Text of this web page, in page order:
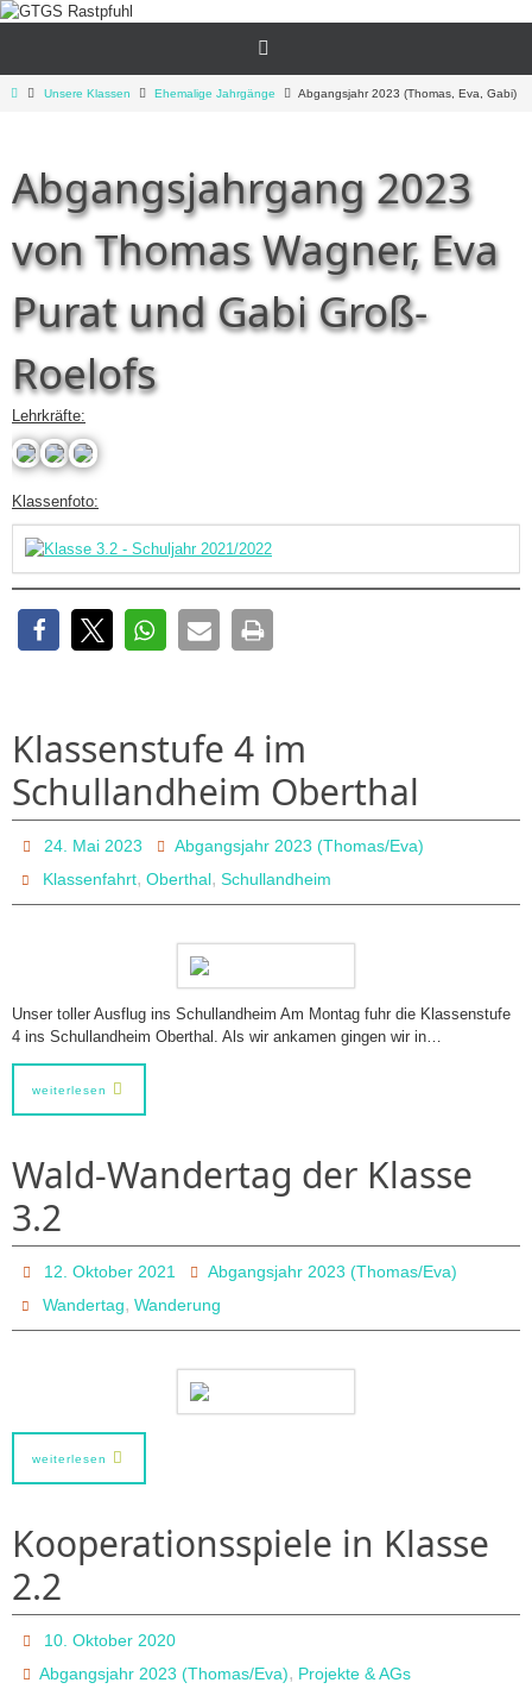
Zum
StartUnsere Klassen Ehemalige Jahrgänge Abgangsjahr 2023 (Thomas, Eva, Gabi)
Abgangsjahrgang 2023
von Thomas Wagner, Eva
Purat und Gabi Groß-
Roelofs
Lehrkräfte:
Groß-
Roelofs
Förder-
Purat
Lehrerin
Wagner
Lehrer
Klassenfoto:
Klassenstufe 4 im
Schullandheim Oberthal
24. Mai 2023
Abgangsjahr 2023 (Thomas/Eva)
Klassenfahrt,Oberthal,Schullandheim
Unser toller Ausflug ins Schullandheim Am Montag fuhr die Klassenstufe
4 ins Schullandheim Oberthal. Als wir ankamen gingen wir in…
weiterlesen
Wald-Wandertag der Klasse
3.2
12. Oktober 2021
Abgangsjahr 2023 (Thomas/Eva)
Wandertag,Wanderung
weiterlesen
Kooperationsspiele in Klasse
2.2
10. Oktober 2020
Abgangsjahr 2023 (Thomas/Eva), Projekte & AGs